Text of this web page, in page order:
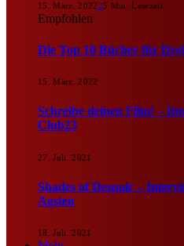
15. März. 202225 Min. Lesezeit
Empfohlen
Die Top 10 Bücher für
15. März. 2022
Schreibe deinen Film! –
Club23
27. Juli. 2021
Shades of Despair –
Agsten
18. Juli. 2021